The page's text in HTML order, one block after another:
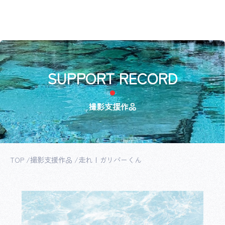
SUPPORT RECORD
撮影支援作品
TOP 撮影支援作品 走れ！ガリバーくん